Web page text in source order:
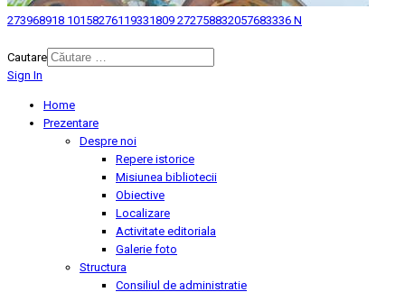
273968918 10158276119331809 272758832057683336 N
Cautare
Sign In
Home
Prezentare
Despre noi
Repere istorice
Misiunea bibliotecii
Obiective
Localizare
Activitate editoriala
Galerie foto
Structura
Consiliul de administratie